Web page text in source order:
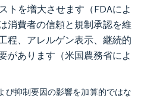
トを増大させます（FDAによ
消費者の信頼と規制承認を維
程、アレルゲン表示、継続的
があります（米国農務省によ
び抑制要因の影響を加算的ではな